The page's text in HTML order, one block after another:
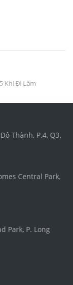
Khi Đi Làm
Thành, P.4, Q3.
Central Park,
Park, P. Long